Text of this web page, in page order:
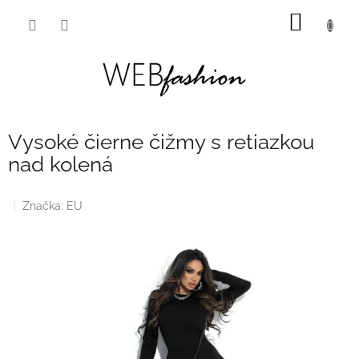
Vysoké čierne čižmy s retiazkou
nad kolená
Značka: EU